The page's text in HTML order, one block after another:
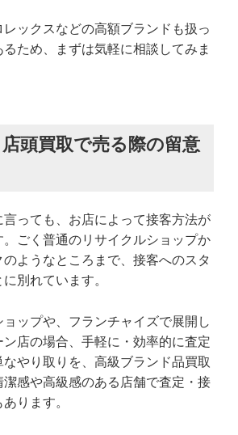
ックスなどの高額ブランドも扱っ
ため、まずは気軽に相談してみま
店頭買取で売る際の留意
言っても、お店によって接客方法が
。ごく普通のリサイクルショップか
のようなところまで、接客へのスタ
別れています。
ップや、フランチャイズで展開し
店の場合、手軽に・効率的に査定
なやり取りを、高級ブランド品買取
感や高級感のある店舗で査定・接
ります。